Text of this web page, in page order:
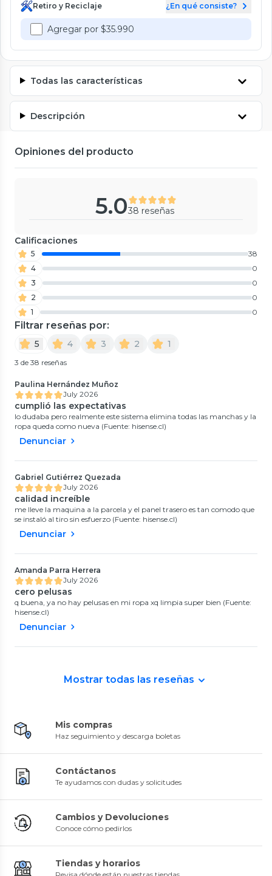
Retiro y Reciclaje ¿En qué consiste?
Agregar por $35.990
Todas las características
Descripción
Opiniones del producto
5.038 reseñas
Calificaciones
5
38
4
0
3
0
2
0
1
0
Filtrar reseñas por:
5 4 3 2 1
3 de 38 reseñas
Paulina Hernández Muñoz
July 2026
cumplió las expectativas
lo dudaba pero realmente este sistema elimina todas las manchas y la
ropa queda como nueva (Fuente: hisense.cl)
Denunciar
Gabriel Gutiérrez Quezada
July 2026
calidad increíble
me lleve la maquina a la parcela y el panel trasero es tan comodo que
se instaló al tiro sin esfuerzo (Fuente: hisense.cl)
Denunciar
Amanda Parra Herrera
July 2026
cero pelusas
q buena, ya no hay pelusas en mi ropa xq limpia super bien (Fuente:
hisense.cl)
Denunciar
Mostrar todas las reseñas
Mis compras
Haz seguimiento y descarga boletas
Contáctanos
Te ayudamos con dudas y solicitudes
Cambios y Devoluciones
Conoce cómo pedirlos
Tiendas y horarios